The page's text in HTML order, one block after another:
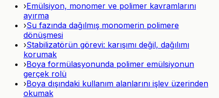
›Emülsiyon, monomer ve polimer kavramlarını
ayırma
›Su fazında dağılmış monomerin polimere
dönüşmesi
›Stabilizatörün görevi: karışımı değil, dağılımı
korumak
›Boya formülasyonunda polimer emülsiyonun
gerçek rolü
›Boya dışındaki kullanım alanlarını işlev üzerinden
okumak